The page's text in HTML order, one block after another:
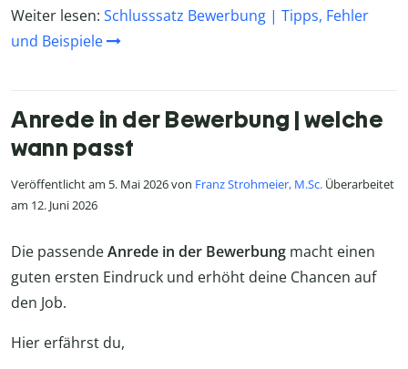
Weiter lesen: Schlusssatz Bewerbung | Tipps, Fehler
und Beispiele
Anrede in der Bewerbung | welche
wann passt
Veröffentlicht am 5. Mai 2026 von Franz Strohmeier, M.Sc. Überarbeitet
am 12. Juni 2026
Die passendeAnrede in der Bewerbung macht einen
guten ersten Eindruck und erhöht deine Chancen auf
den Job.
Hier erfährst du,